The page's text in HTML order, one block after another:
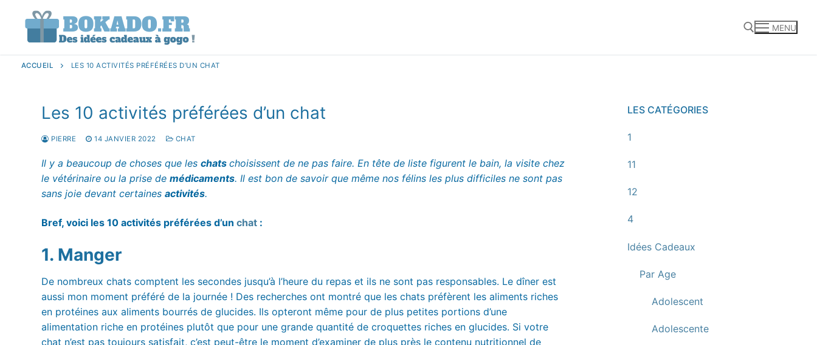
MENU
ACCUEIL LES 10 ACTIVITÉS PRÉFÉRÉES D’UN CHAT
Les 10 activités préférées d’un chat
PIERRE 14 JANVIER 2022 CHAT
Il y a beaucoup de choses que les chats choisissent de ne pas faire. En tête de liste figurent le bain, la visite chez
le vétérinaire ou la prise de médicaments. Il est bon de savoir que même nos félins les plus difficiles ne sont pas
sans joie devant certaines activités.
Bref, voici les 10 activités préférées d’un chat :
1. Manger
De nombreux chats comptent les secondes jusqu’à l’heure du repas et ils ne sont pas responsables. Le dîner est
aussi mon moment préféré de la journée ! Des recherches ont montré que les chats préfèrent les aliments riches
en protéines aux aliments bourrés de glucides. Ils opteront même pour de plus petites portions d’une
alimentation riche en protéines plutôt que pour une grande quantité de croquettes riches en glucides. Si votre
chat n’est pas toujours satisfait, c’est peut-être le moment d’examiner de plus près le contenu nutritionnel de
LES CATÉGORIES
1
11
12
4
Idées Cadeaux
Par Age
Adolescent
Adolescente